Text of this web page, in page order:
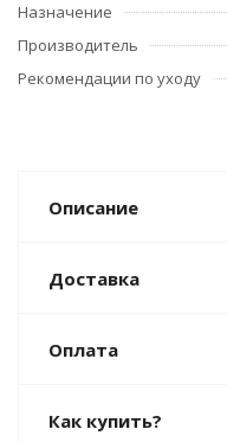
Назначение
Производитель
Рекомендации по уходу
Описание
Доставка
Оплата
Как купить?